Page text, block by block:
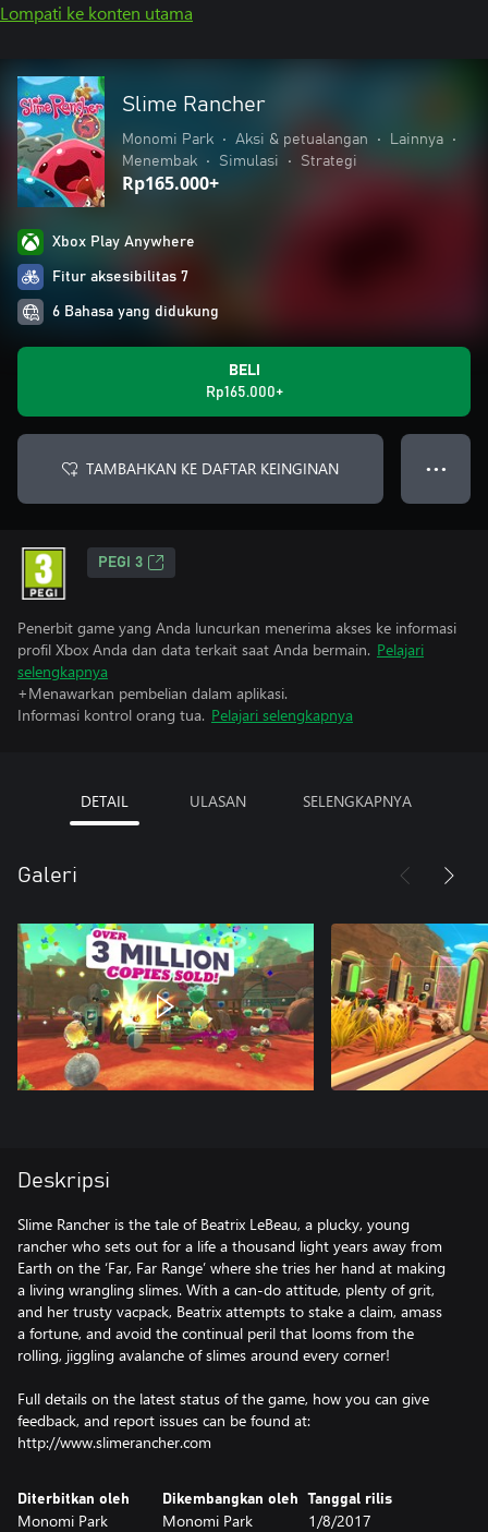
Lompati ke konten utama
Slime Rancher
Monomi Park • Aksi & petualangan • Lainnya
•
Menembak
• Simulasi • Strategi
Rp165.000+
Xbox Play Anywhere
Fitur aksesibilitas 7
6 Bahasa yang didukung
BELI
Rp165.000+
TAMBAHKAN KE DAFTAR KEINGINAN ● ● ●
PEGI 3
Penerbit game yang Anda luncurkan menerima akses ke informasi
profil Xbox Anda dan data terkait saat Anda bermain. Pelajari
selengkapnya
+Menawarkan pembelian dalam aplikasi.
Informasi kontrol orang tua. Pelajari selengkapnya
DETAIL ULASAN SELENGKAPNYA
Galeri
Deskripsi
Slime Rancher is the tale of Beatrix LeBeau, a plucky, young
rancher who sets out for a life a thousand light years away from
Earth on the ‘Far, Far Range’ where she tries her hand at making
a living wrangling slimes. With a can-do attitude, plenty of grit,
and her trusty vacpack, Beatrix attempts to stake a claim, amass
a fortune, and avoid the continual peril that looms from the
rolling, jiggling avalanche of slimes around every corner!
Full details on the latest status of the game, how you can give
feedback, and report issues can be found at:
http://www.slimerancher.com
Diterbitkan oleh
Monomi Park
Dikembangkan oleh
Monomi Park
Tanggal rilis
1/8/2017